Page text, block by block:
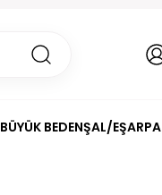
BÜYÜK BEDENŞAL/EŞARP